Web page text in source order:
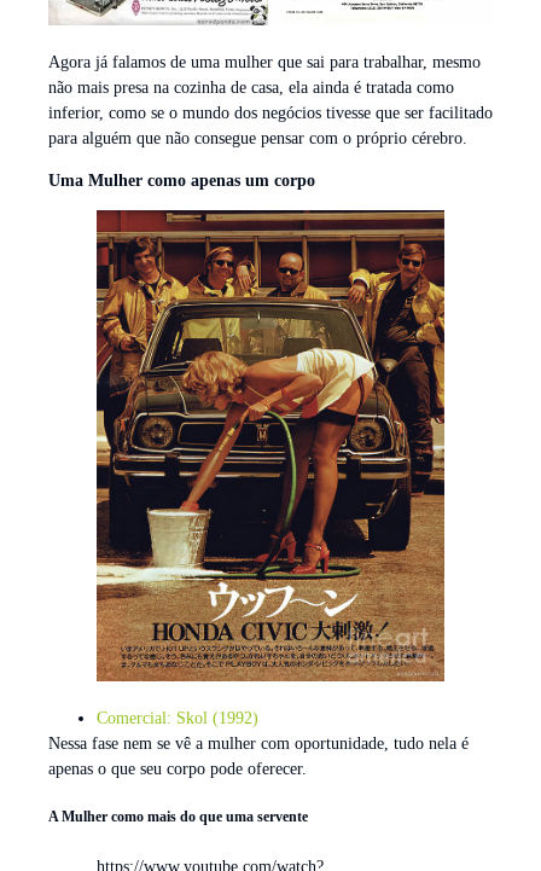
Agora já falamos de uma mulher que sai para trabalhar, mesmo
não mais presa na cozinha de casa, ela ainda é tratada como
inferior, como se o mundo dos negócios tivesse que ser facilitado
para alguém que não consegue pensar com o próprio cérebro.
Uma Mulher como apenas um corpo
Comercial: Skol (1992)
Nessa fase nem se vê a mulher com oportunidade, tudo nela é
apenas o que seu corpo pode oferecer.
A Mulher como mais do que uma servente
https://www.youtube.com/watch?